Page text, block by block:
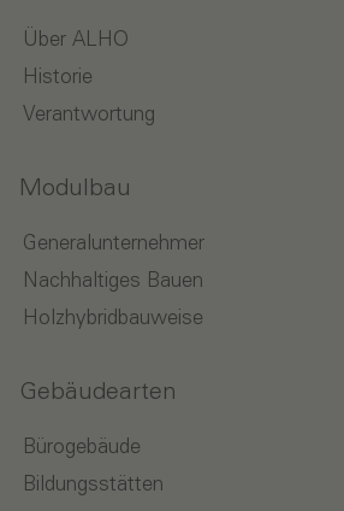
Über ALHO
Historie
Verantwortung
Modulbau
Generalunternehmer
Nachhaltiges Bauen
Holzhybridbauweise
Gebäudearten
Bürogebäude
Bildungsstätten